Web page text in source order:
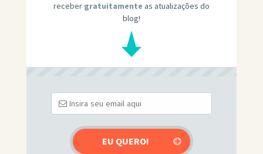
receber gratuitamente as atualizações do
blog!